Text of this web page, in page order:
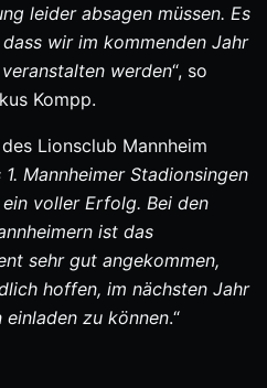
leider absagen müssen. Es
wir im kommenden Jahr
werden“, so
Kompp.
Lionsclub Mannheim
1. Mannheimer Stadionsingen
voller Erfolg. Bei den
ist das
sehr gut angekommen,
hoffen, im nächsten Jahr
zu können.“